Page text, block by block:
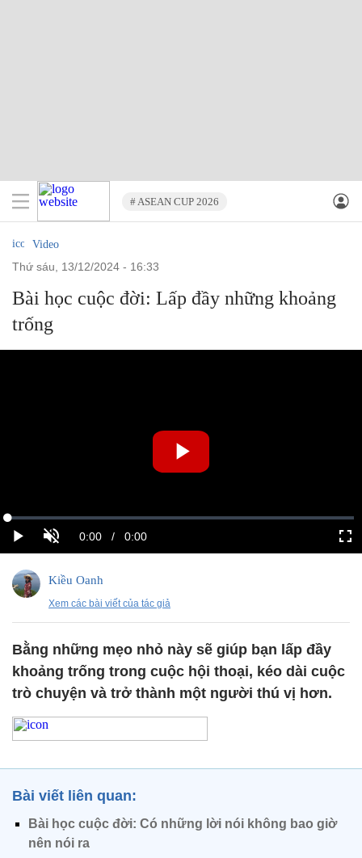
# ASEAN CUP 2026
Video
thứ sáu, 13/12/2024 - 16:33
Bài học cuộc đời: Lấp đầy những khoảng
trống
Kiều Oanh
Xem các bài viết của tác giả
Bằng những mẹo nhỏ này sẽ giúp bạn lấp đầy
khoảng trống trong cuộc hội thoại, kéo dài cuộc
trò chuyện và trở thành một người thú vị hơn.
Bài viết liên quan:
Bài học cuộc đời: Có những lời nói không bao giờ
nên nói ra